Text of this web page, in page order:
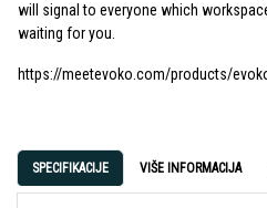
will signal to everyone which
waiting for you.
https://meetevoko.com/products/
SPECIFIKACIJE VIŠE INFORMACIJA